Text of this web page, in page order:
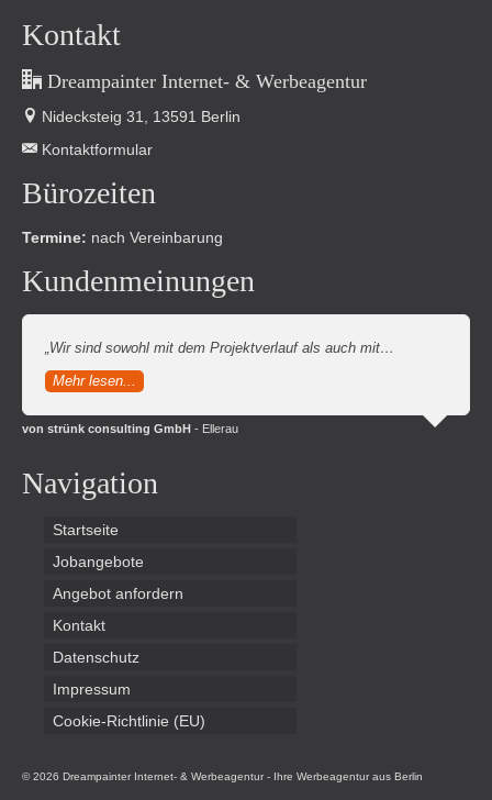
Kontakt
Dreampainter Internet- & Werbeagentur
Nidecksteig 31, 13591 Berlin
Kontaktformular
Bürozeiten
Termine: nach Vereinbarung
Kundenmeinungen
„Wir sind sowohl mit dem Projektverlauf als auch mit…
Mehr lesen...
von strünk consulting GmbH - Ellerau
Navigation
Startseite
Jobangebote
Angebot anfordern
Kontakt
Datenschutz
Impressum
Cookie-Richtlinie (EU)
© 2026 Dreampainter Internet- & Werbeagentur - Ihre Werbeagentur aus Berlin